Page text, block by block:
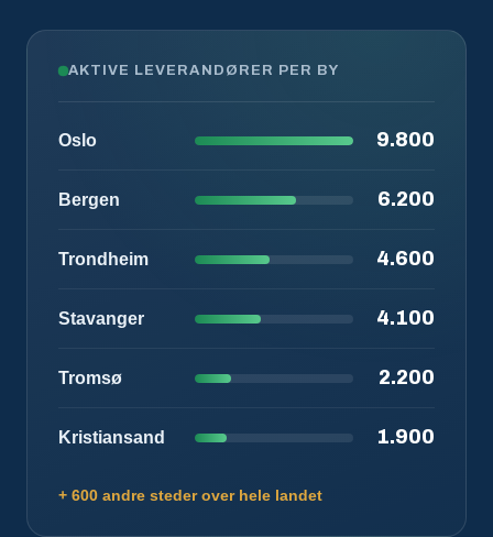
AKTIVE LEVERANDØRER PER BY
Oslo 9.800
Bergen 6.200
Trondheim 4.600
Stavanger 4.100
Tromsø 2.200
Kristiansand 1.900
+ 600 andre steder over hele landet